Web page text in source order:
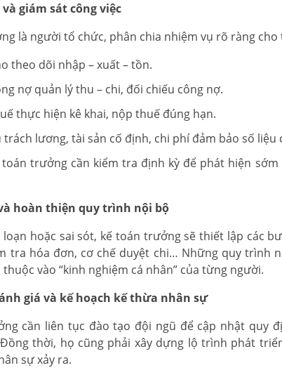
giám sát công việc
là người tổ chức, phân chia nhiệm vụ rõ ràng
theo dõi nhập – xuất – tồn.
nợ quản lý thu – chi, đối chiếu công nợ.
thực hiện kê khai, nộp thuế đúng hạn.
lương, tài sản cố định, chi phí đảm bảo số liệu
toán trưởng cần kiểm tra định kỳ để phát hiện
hoàn thiện quy trình nội bộ
hoặc sai sót, kế toán trưởng sẽ thiết lập các
tra hóa đơn, cơ chế duyệt chi… Những quy trình
vào “kinh nghiệm cá nhân” của từng người.
giá và kế hoạch kế thừa nhân sự
cần liên tục đào tạo đội ngũ để cập nhật quy
thời, họ cũng phải xây dựng lộ trình phát
sự xảy ra.